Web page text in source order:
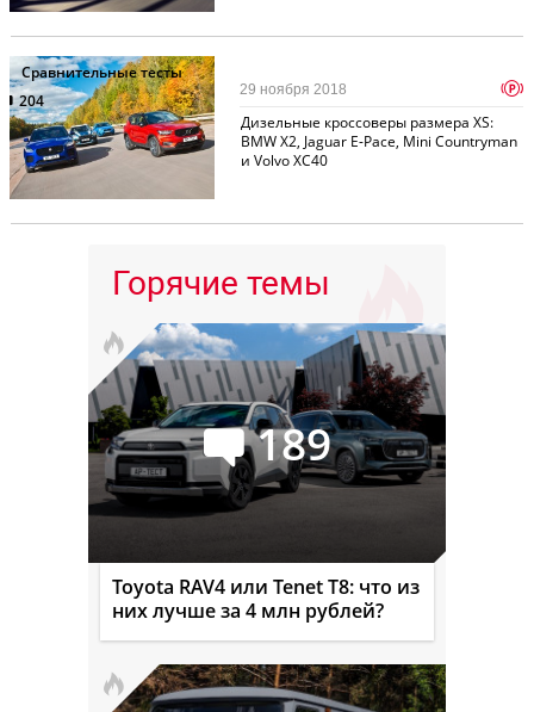
Сравнительные тесты
204
Дизельные кроссоверы размера XS:
BMW X2, Jaguar E-Pace, Mini Countryman
и Volvo XC40
29 ноября 2018 p
Горячие темы
189
Toyota RAV4 или Tenet T8: что из
них лучше за 4 млн рублей?